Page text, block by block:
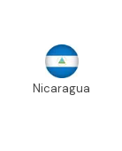
Nicaragua